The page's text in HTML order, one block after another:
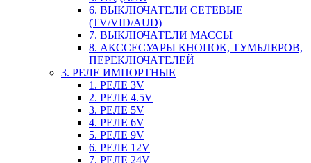
6. ВЫКЛЮЧАТЕЛИ СЕТЕВЫЕ
(TV/VID/AUD)
7. ВЫКЛЮЧАТЕЛИ МАССЫ
8. АКССЕСУАРЫ КНОПОК, ТУМБЛЕРОВ,
ПЕРЕКЛЮЧАТЕЛЕЙ
3. РЕЛЕ ИМПОРТНЫЕ
1. РЕЛЕ 3V
2. РЕЛЕ 4.5V
3. РЕЛЕ 5V
4. РЕЛЕ 6V
5. РЕЛЕ 9V
6. РЕЛЕ 12V
7. РЕЛЕ 24V